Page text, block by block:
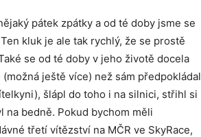
pátek zpátky a od té doby jsme se
kluk je ale tak rychlý, že se prostě
se od té doby v jeho životě docela
ještě více) než sám předpokládal
šlápl do toho i na silnici, střihl si
na bedně. Pokud bychom měli
třetí vítězství na MČR ve SkyRace,